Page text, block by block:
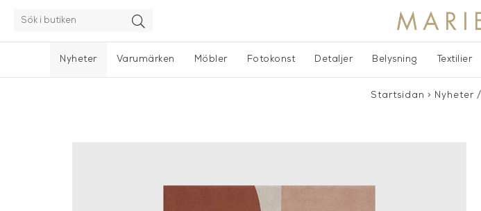
Nyheter Varumärken Möbler Fotokonst Detaljer Belysning Textilier
Startsidan > Nyheter/